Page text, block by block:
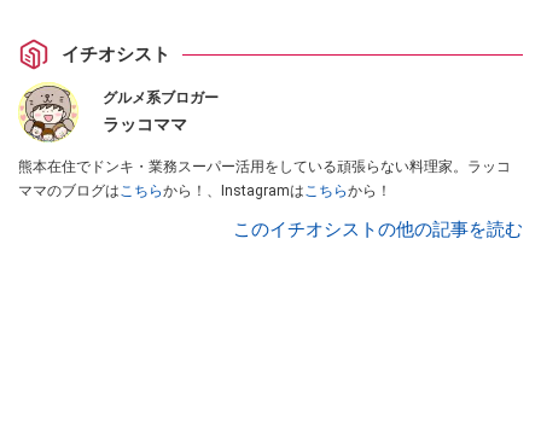
イチオシスト
グルメ系ブロガー
ラッコママ
熊本在住でドンキ・業務スーパー活用をしている頑張らない料理家。ラッコ
ママのブログはこちらから！、Instagramはこちらから！
このイチオシストの他の記事を読む